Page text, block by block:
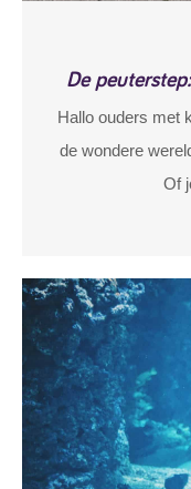
De
Hallo ouders met
de wondere
Of